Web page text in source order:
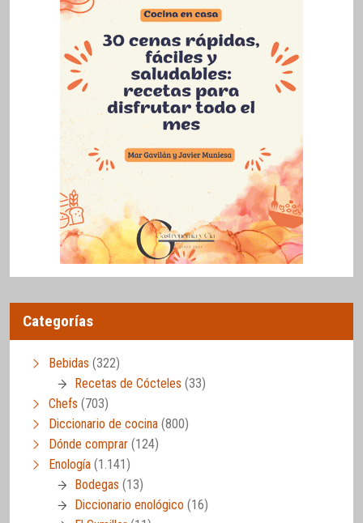
Categorías
Bebidas (322)
Recetas de Cócteles (33)
Chefs (703)
Diccionario de cocina (800)
Dónde comprar (124)
Enología (1.141)
Bodegas (13)
Diccionario enológico (16)